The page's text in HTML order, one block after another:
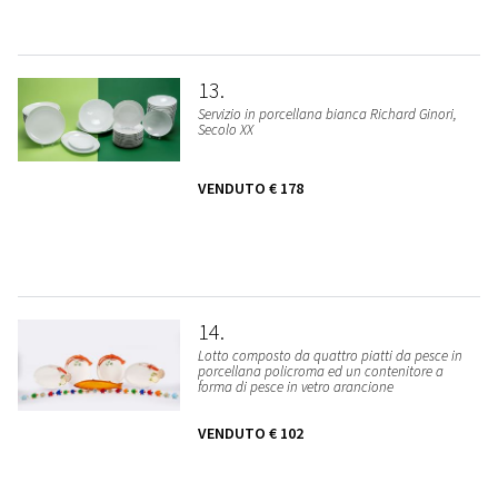
13
Servizio in porcellana bianca Richard Ginori,
Secolo XX
VENDUTO € 178
14
Lotto composto da quattro piatti da pesce in
porcellana policroma ed un contenitore a
forma di pesce in vetro arancione
VENDUTO € 102